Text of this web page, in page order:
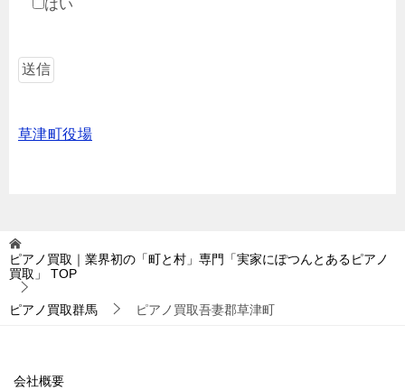
はい
草津町役場
ピアノ買取｜業界初の「町と村」専門「実家にぽつんとあるピアノ
買取」
TOP
ピアノ買取群馬 ピアノ買取吾妻郡草津町
会社概要